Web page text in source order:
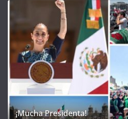
¡Mucha Presidenta!